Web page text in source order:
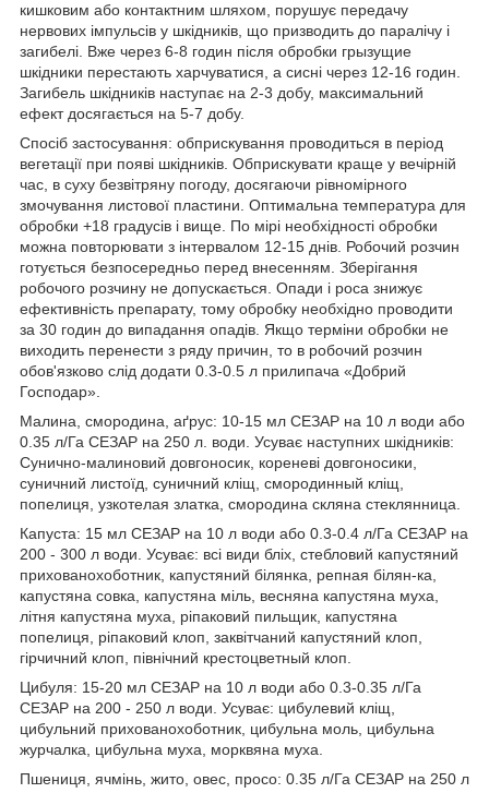
кишковим або контактним шляхом, порушує передачу
нервових імпульсів у шкідників, що призводить до паралічу і
загибелі. Вже через 6-8 годин після обробки грызущие
шкідники перестають харчуватися, а сисні через 12-16 годин.
Загибель шкідників наступає на 2-3 добу, максимальний
ефект досягається на 5-7 добу.
Спосіб застосування: обприскування проводиться в період
вегетації при появі шкідників. Обприскувати краще у вечірній
час, в суху безвітряну погоду, досягаючи рівномірного
змочування листової пластини. Оптимальна температура для
обробки +18 градусів і вище. По мірі необхідності обробки
можна повторювати з інтервалом 12-15 днів. Робочий розчин
готується безпосередньо перед внесенням. Зберігання
робочого розчину не допускається. Опади і роса знижує
ефективність препарату, тому обробку необхідно проводити
за 30 годин до випадання опадів. Якщо терміни обробки не
виходить перенести з ряду причин, то в робочий розчин
обов'язково слід додати 0.3-0.5 л прилипача «Добрий
Господар».
Малина, смородина, аґрус: 10-15 мл СЕЗАР на 10 л води або
0.35 л/Га СЕЗАР на 250 л. води. Усуває наступних шкідників:
Сунично-малиновий довгоносик, кореневі довгоносики,
суничний листоїд, суничний кліщ, смородинный кліщ,
попелиця, узкотелая златка, смородина скляна стеклянница.
Капуста: 15 мл СЕЗАР на 10 л води або 0.3-0.4 л/Га СЕЗАР на
200 - 300 л води. Усуває: всі види бліх, стебловий капустяний
прихованохоботник, капустяний білянка, репная білян-ка,
капустяна совка, капустяна міль, весняна капустяна муха,
літня капустяна муха, ріпаковий пильщик, капустяна
попелиця, ріпаковий клоп, заквітчаний капустяний клоп,
гірчичний клоп, північний крестоцветный клоп.
Цибуля: 15-20 мл СЕЗАР на 10 л води або 0.3-0.35 л/Га
СЕЗАР на 200 - 250 л води. Усуває: цибулевий кліщ,
цибульний прихованохоботник, цибульна моль, цибульна
журчалка, цибульна муха, морквяна муха.
Пшениця, ячмінь, жито, овес, просо: 0.35 л/Га СЕЗАР на 250 л